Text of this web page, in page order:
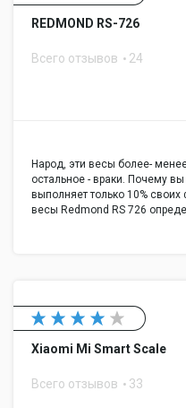
REDMOND RS-726
Всего отзывов 24
Народ, эти весы более-
остальное - враки. Почему вы
выполняет только 10%
весы Redmond RS 726
Xiaomi Mi Smart Scale
Всего отзывов 33